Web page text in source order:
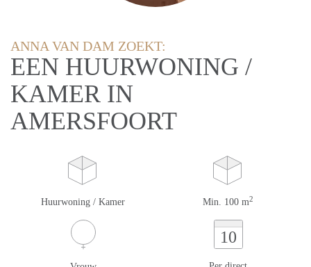
ANNA VAN DAM ZOEKT:
EEN HUURWONING /
KAMER IN
AMERSFOORT
Huurwoning / Kamer Min. 100 m2
10